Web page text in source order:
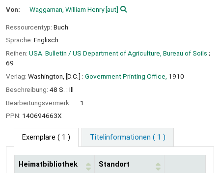
Von: Waggaman, William Henry[aut]
Ressourcentyp: Buch
Sprache: Englisch
Reihen: USA. Bulletin / US Department of Agriculture, Bureau of Soils ;
69
Verlag: Washington, [D.C.] : Government Printing Office, 1910
Beschreibung: 48 S. : Ill
Bearbeitungsvermerk:
1
PPN: 140694663X
Exemplare ( 1 ) Titelinformationen ( 1 )
Heimatbibliothek Standort